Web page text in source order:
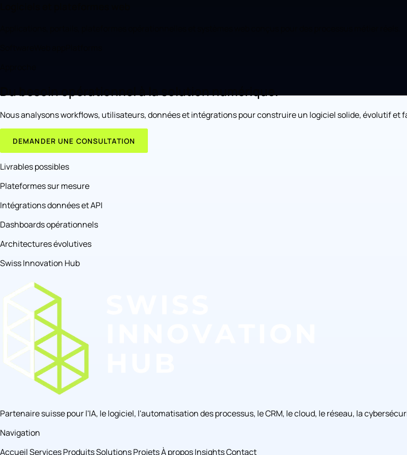
Nous analysons workflows, utilisateurs, données et intégrations pour construire un logiciel solide, évolutif et
DEMANDER UNE CONSULTATION
Livrables possibles
Plateformes sur mesure
Intégrations données et API
Dashboards opérationnels
Architectures évolutives
Swiss Innovation Hub
Partenaire suisse pour l'IA, le logiciel, l'automatisation des processus, le CRM, le cloud, le réseau, la
Navigation
AccueilServicesProduitsSolutionsProjetsÀ proposInsightsContact